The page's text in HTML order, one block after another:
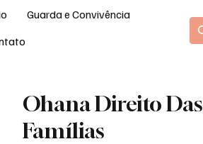
Guarda e Convivência
Ohana Direito Das
Famílias